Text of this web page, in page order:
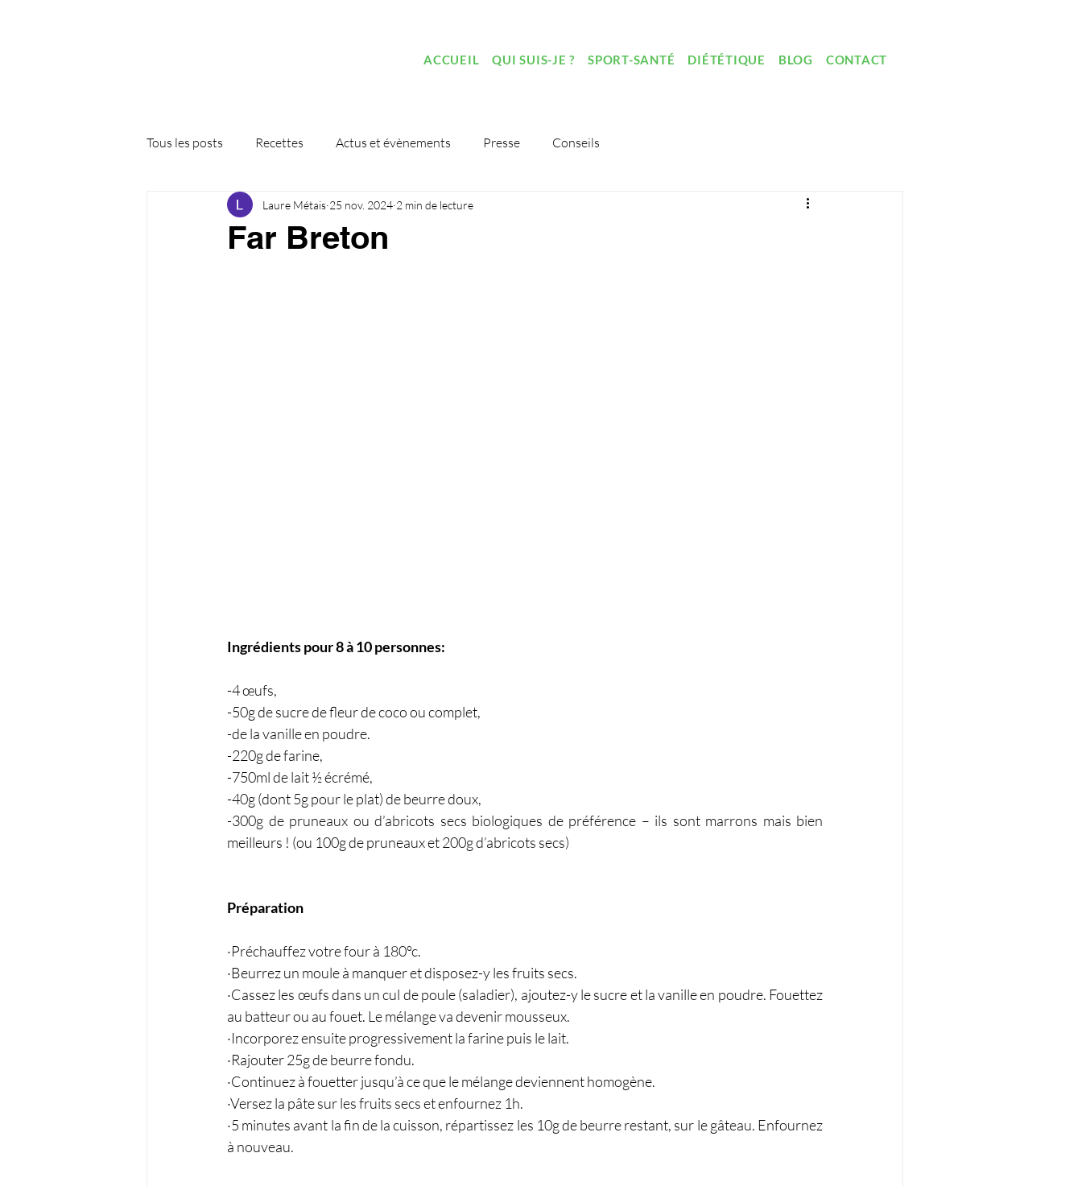
ACCUEIL QUI SUIS-JE ? SPORT-SANTÉ DIÉTÉTIQUE BLOG CONTACT
Tous les posts Recettes Actus et évènements Presse Conseils
Far Breton
Laure Métais 25 nov. 2024 2 min de lecture
Ingrédients pour 8 à 10 personnes:
-4 œufs,
-50g de sucre de fleur de coco ou complet,
-de la vanille en poudre.
-220g de farine,
-750ml de lait ½ écrémé,
-40g (dont 5g pour le plat) de beurre doux,
-300g de pruneaux ou d’abricots secs biologiques de préférence – ils sont marrons mais bien
meilleurs ! (ou 100g de pruneaux et 200g d’abricots secs)
Préparation
·Préchauffez votre four à 180°c.
·Beurrez un moule à manquer et disposez-y les fruits secs.
·Cassez les œufs dans un cul de poule (saladier), ajoutez-y le sucre et la vanille en poudre. Fouettez
au batteur ou au fouet. Le mélange va devenir mousseux.
·Incorporez ensuite progressivement la farine puis le lait.
·Rajouter 25g de beurre fondu.
·Continuez à fouetter jusqu’à ce que le mélange deviennent homogène.
·Versez la pâte sur les fruits secs et enfournez 1h.
·5 minutes avant la fin de la cuisson, répartissez les 10g de beurre restant, sur le gâteau. Enfournez
à nouveau.